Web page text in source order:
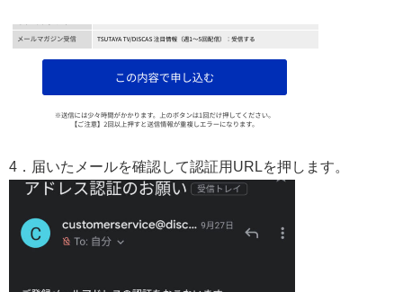
4．届いたメールを確認して認証用URLを押します。